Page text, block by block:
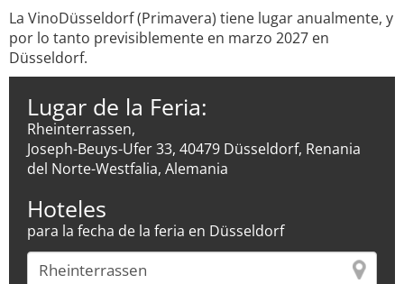
La VinoDüsseldorf (Primavera) tiene lugar anualmente, y
por lo tanto previsiblemente en marzo 2027 en
Düsseldorf.
Lugar de la Feria:
Rheinterrassen,
Joseph-Beuys-Ufer 33, 40479 Düsseldorf, Renania
del Norte-Westfalia, Alemania
Hoteles
para la fecha de la feria en Düsseldorf